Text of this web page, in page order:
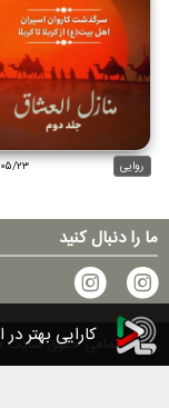
روایی
ما را دنبال کنید
۱۴۰۰ تمامی حقوق سایت
کارایی بهتر